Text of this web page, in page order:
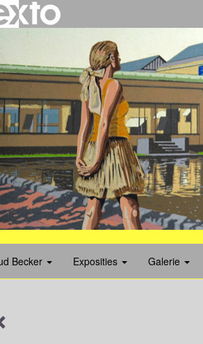
Becker Exposities Galerie